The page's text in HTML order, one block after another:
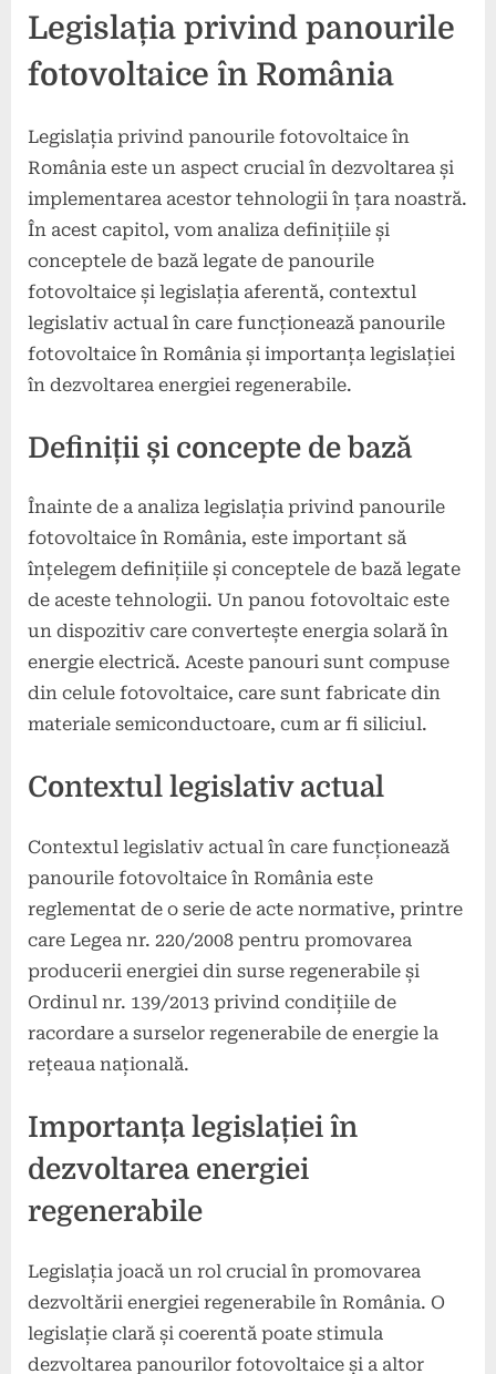
Legislația privind panourile
fotovoltaice în România
Legislația privind panourile fotovoltaice în
România este un aspect crucial în dezvoltarea și
implementarea acestor tehnologii în țara noastră.
În acest capitol, vom analiza definițiile și
conceptele de bază legate de panourile
fotovoltaice și legislația aferentă, contextul
legislativ actual în care funcționează panourile
fotovoltaice în România și importanța legislației
în dezvoltarea energiei regenerabile.
Definiții și concepte de bază
Înainte de a analiza legislația privind panourile
fotovoltaice în România, este important să
înțelegem definițiile și conceptele de bază legate
de aceste tehnologii. Un panou fotovoltaic este
un dispozitiv care convertește energia solară în
energie electrică. Aceste panouri sunt compuse
din celule fotovoltaice, care sunt fabricate din
materiale semiconductoare, cum ar fi siliciul.
Contextul legislativ actual
Contextul legislativ actual în care funcționează
panourile fotovoltaice în România este
reglementat de o serie de acte normative, printre
care Legea nr. 220/2008 pentru promovarea
producerii energiei din surse regenerabile și
Ordinul nr. 139/2013 privind condițiile de
racordare a surselor regenerabile de energie la
rețeaua națională.
Importanța legislației în
dezvoltarea energiei
regenerabile
Legislația joacă un rol crucial în promovarea
dezvoltării energiei regenerabile în România. O
legislație clară și coerentă poate stimula
dezvoltarea panourilor fotovoltaice și a altor